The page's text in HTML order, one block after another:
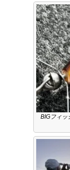
BIGフィッ